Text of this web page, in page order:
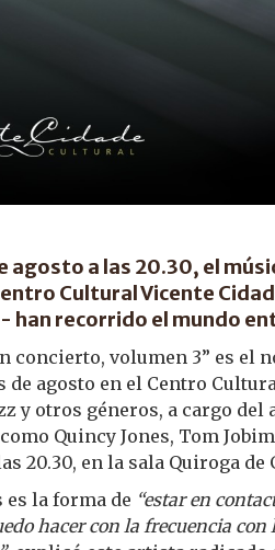
agosto a las 20.30, el
Cultural Vicente
han recorrido el mundo
concierto, volumen 3” es el
agosto en el Centro
y otros géneros, a cargo
Quincy Jones, Tom
20.30, en la sala Quiroga de
la forma de “estar en
hacer con la frecuencia